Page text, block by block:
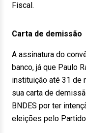
Fiscal.
Carta de demissão
A assinatura do
banco, já que Paulo
instituição até 31 de
sua carta de
BNDES por ter
eleições pelo